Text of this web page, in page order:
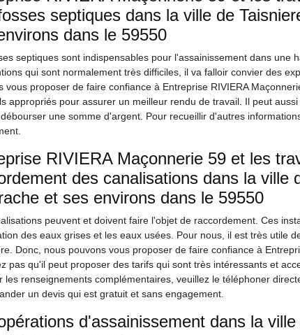
septiques dans la ville de
dans le 59550
septiques sont indispensables pour l'assainissement dans une
qui sont normalement très difficiles, il va falloir convier des
vous proposer de faire confiance à Entreprise RIVIERA
appropriés pour assurer un meilleur rendu de travail. Il peut
une somme d'argent. Pour recueillir d'autres
RIVIERA Maçonnerie 59 et les
des canalisations dans la ville
et ses environs dans le 59550
peuvent et doivent faire l'objet de raccordement. Ces
des eaux grises et les eaux usées. Pour nous, il est très utile
Donc, nous pouvons vous proposer de faire confiance à
pas qu'il peut proposer des tarifs qui sont très intéressants et
les renseignements complémentaires, veuillez le téléphoner
un devis qui est gratuit et sans engagement.
d'assainissement dans la